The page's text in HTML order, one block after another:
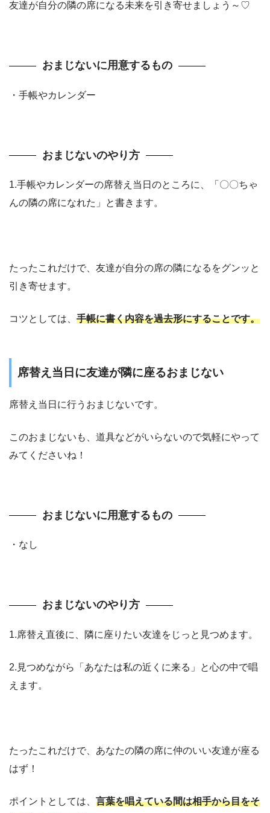
友達が自分の隣の席になる未来を引き寄せましょう～♡
おまじないに用意するもの
・手帳やカレンダー
おまじないのやり方
1.手帳やカレンダーの席替え当日のところに、「〇〇ちゃ
んの隣の席になれた」と書きます。
たったこれだけで、友達が自分の席の隣になるをグンッと
引き寄せます。
コツとしては、 手帳に書く内容を過去形にすることです。
席替え当日に友達が隣に座るおまじない
席替え当日に行うおまじないです。
このおまじないも、道具などがいらないので気軽にやって
みてくださいね！
おまじないに用意するもの
・なし
おまじないのやり方
1.席替え直後に、隣に座りたい友達をじっと見つめます。
2.見つめながら「あなたは私の近くに来る」と心の中で唱
えます。
たったこれだけで、あなたの隣の席に仲のいい友達が座る
はず！
ポイントとしては、 言葉を唱えている間は相手から目をそ